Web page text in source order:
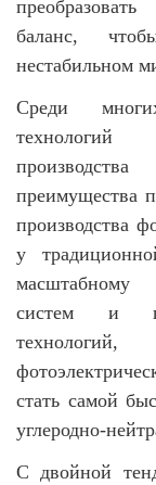
баланс,
нестабильном
Среди
технологий
преимущества
производства
у
масштабному
систем и
стать самой
углеродно-
С двойной